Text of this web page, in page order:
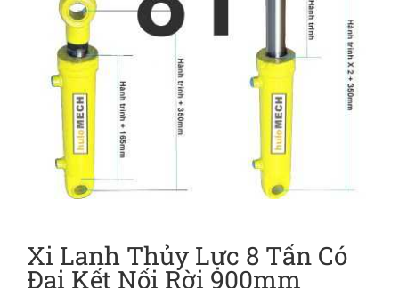
Xi Lanh Thủy Lực 8 Tấn Có
Đai Kết Nối Rời 900mm